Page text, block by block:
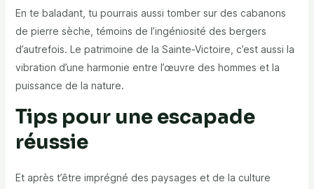
En te baladant, tu pourrais aussi tomber sur des cabanons
de pierre sèche, témoins de l’ingéniosité des bergers
d’autrefois. Le patrimoine de la Sainte-Victoire, c’est aussi la
vibration d’une harmonie entre l’œuvre des hommes et la
puissance de la nature.
Tips pour une escapade
réussie
Et après t’être imprégné des paysages et de la culture